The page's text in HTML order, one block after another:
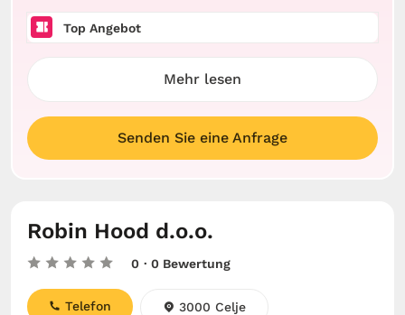
Top Angebot
Mehr lesen
Senden Sie eine Anfrage
Robin Hood d.o.o.
0 · 0 Bewertung
Telefon 3000 Celje